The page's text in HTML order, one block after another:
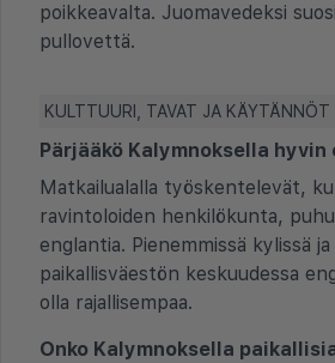
poikkeavalta. Juomavedeksi
pullovettä.
KULTTUURI, TAVAT JA KÄYTÄNNÖT
Pärjääkö Kalymnoksella
Matkailualalla työskentelevät,
ravintoloiden henkilökunta,
englantia. Pienemmissä kylissä
paikallisväestön keskuudessa
olla rajallisempaa.
Onko Kalymnoksella